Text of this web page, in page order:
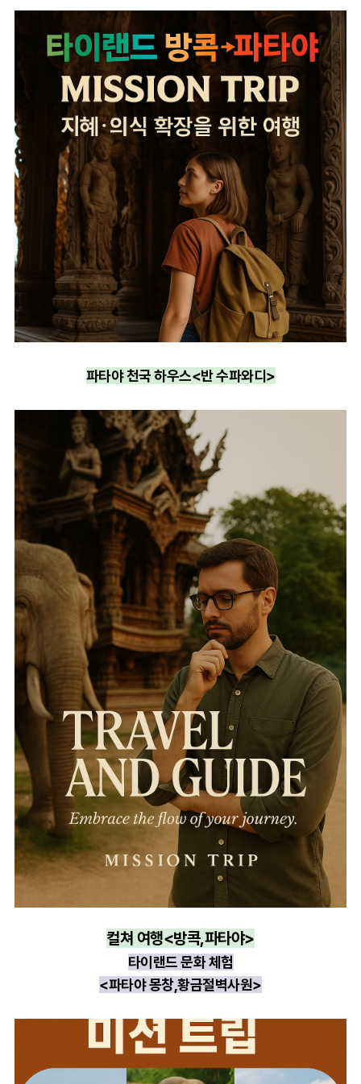
파타야 천국 하우스<반 수파와디>
컬쳐 여행<방콕,파타야>
타이랜드 문화 체험
<파타야 몽창,황금절벽사원>